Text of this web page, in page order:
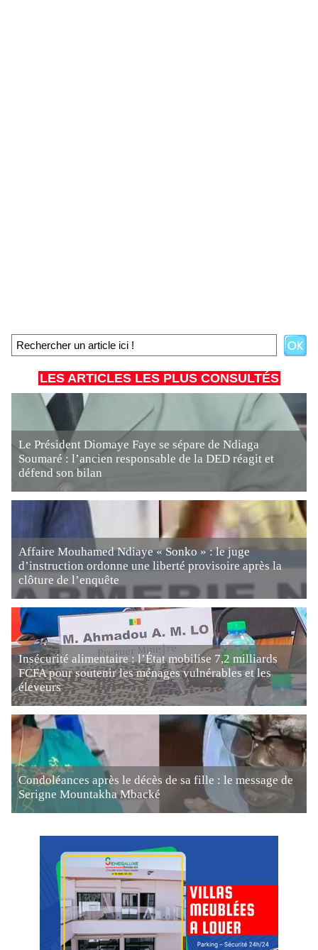
LES ARTICLES LES PLUS CONSULTÉS
Le Président Diomaye Faye se sépare de Ndiaga
Soumaré : l’ancien responsable de la DED réagit et
défend son bilan
Affaire Mouhamed Ndiaye « Sonko » : le juge
d’instruction ordonne une liberté provisoire après la
clôture de l’enquête
Insécurité alimentaire : l’État mobilise 7,2 milliards
FCFA pour soutenir les ménages vulnérables et les
éleveurs
Condoléances après le décès de sa fille : le message de
Serigne Mountakha Mbacké